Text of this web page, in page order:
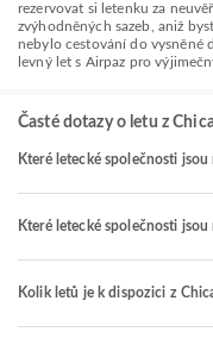
rezervovat si letenku za
zvýhodněných sazeb, aniž
nebylo cestování do vysněné
levný let s Airpaz pro
Časté dotazy o letu z
Které letecké společnosti
Které letecké společnosti
Kolik letů je k dispozici z